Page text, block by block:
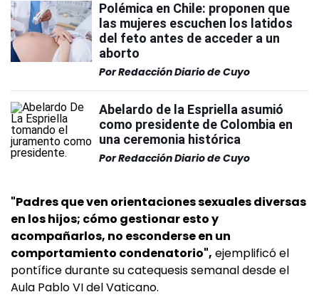
Polémica en Chile: proponen que
las mujeres escuchen los latidos
del feto antes de acceder a un
aborto
PorRedacción Diario de Cuyo
Abelardo de la Espriella asumió
como presidente de Colombia en
una ceremonia histórica
PorRedacción Diario de Cuyo
"Padres que ven orientaciones sexuales diversas
en los hijos; cómo gestionar esto y
acompañarlos, no esconderse en un
comportamiento condenatorio", ejemplificó el
pontífice durante su catequesis semanal desde el
Aula Pablo VI del Vaticano.